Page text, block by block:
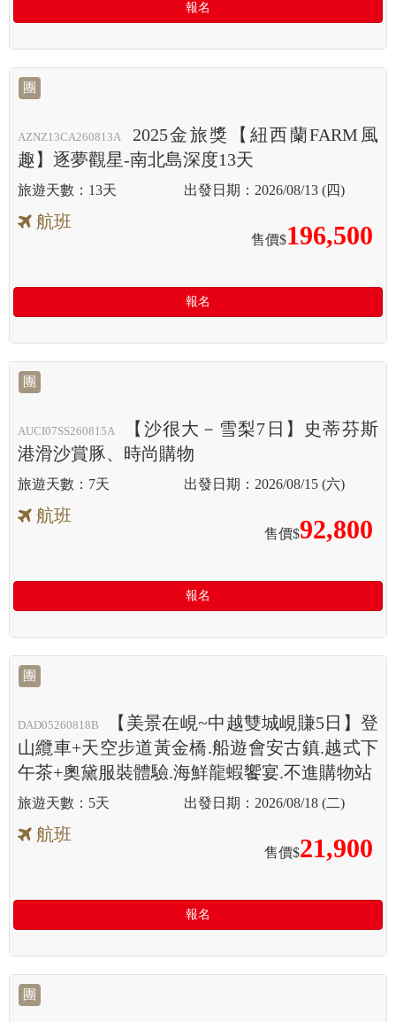
報名
團
AZNZ13CA260813A
2025金旅獎【紐西蘭FARM風
趣】逐夢觀星-南北島深度13天
13天 2026/08/13 (四)
航班
售價$196,500
報名
團
AUCI07SS260815A
【沙很大－雪梨7日】史蒂芬斯
港滑沙賞豚、時尚購物
7天 2026/08/15 (六)
航班
售價$92,800
報名
團
DAD05260818B
【美景在峴~中越雙城峴賺5日】登
山纜車+天空步道黃金橋.船遊會安古鎮.越式下
午茶+奧黛服裝體驗.海鮮龍蝦饗宴.不進購物站
5天 2026/08/18 (二)
航班
售價$21,900
報名
團